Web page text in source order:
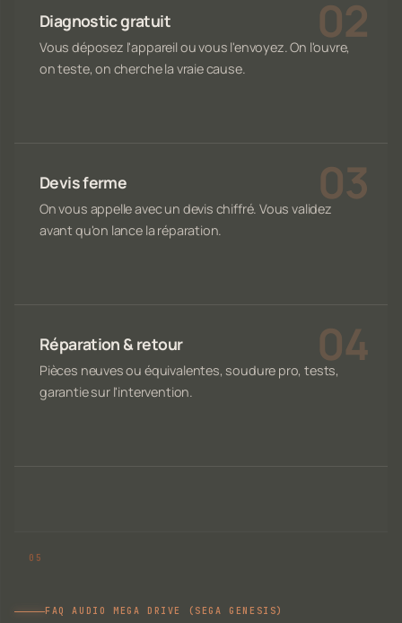
Diagnostic gratuit
Vous déposez l'appareil ou vous l'envoyez. On l'ouvre,
on teste, on cherche la vraie cause.
Devis ferme
On vous appelle avec un devis chiffré. Vous validez
avant qu'on lance la réparation.
Réparation & retour
Pièces neuves ou équivalentes, soudure pro, tests,
garantie sur l'intervention.
FAQ AUDIO MEGA DRIVE (SEGA GENESIS)